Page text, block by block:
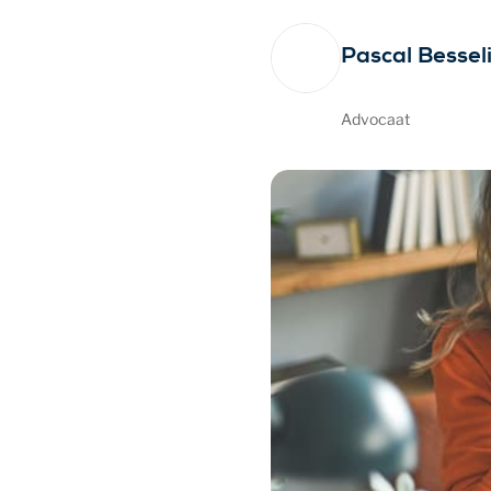
Pascal
Advocaat